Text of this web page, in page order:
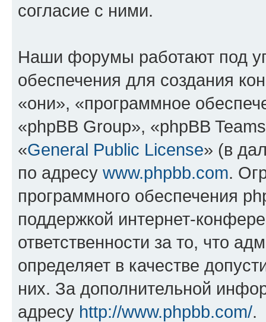
согласие с ними.
Наши форумы работают под
обеспечения для создания
«они», «программное
«phpBB Group», «phpBB
«General Public License» (в
по адресу www.phpbb.com.
программного обеспечения
поддержкой интернет-
ответственности за то, что
определяет в качестве
них. За дополнительной
адресу http://www.phpbb.com/.